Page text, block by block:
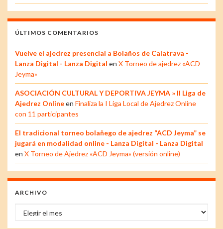
ÚLTIMOS COMENTARIOS
Vuelve el ajedrez presencial a Bolaños de Calatrava -
Lanza Digital - Lanza Digital en X Torneo de ajedrez «ACD
Jeyma»
ASOCIACIÓN CULTURAL Y DEPORTIVA JEYMA » II Liga de
Ajedrez Onlineen Finaliza la I Liga Local de Ajedrez Online
con 11 participantes
El tradicional torneo bolañego de ajedrez “ACD Jeyma” se
jugará en modalidad online - Lanza Digital - Lanza Digital
en X Torneo de Ajedrez «ACD Jeyma» (versión online)
ARCHIVO
Archivo